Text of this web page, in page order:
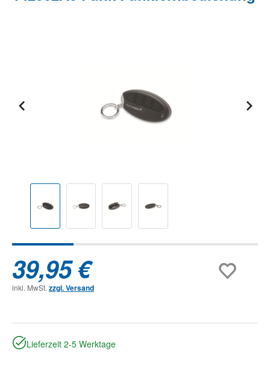
39,95 €
inkl. MwSt. zzgl. Versand
Lieferzeit 2-5 Werktage